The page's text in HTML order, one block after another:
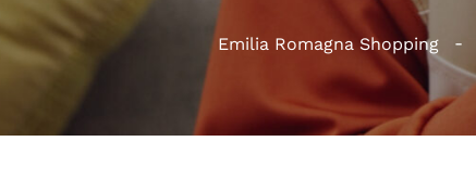
Emilia Romagna Shopping